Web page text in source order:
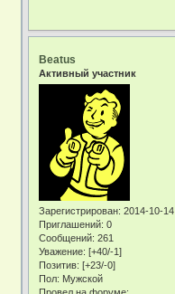
Beatus
Активный участник
Зарегистрирован: 2014-10-14
Приглашений: 0
Сообщений: 261
Уважение: [+40/-1]
Позитив: [+23/-0]
Пол: Мужской